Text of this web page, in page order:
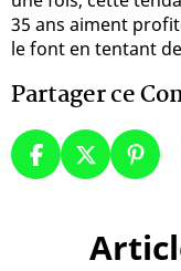
35 ans aiment
le font en tentant
Partager ce